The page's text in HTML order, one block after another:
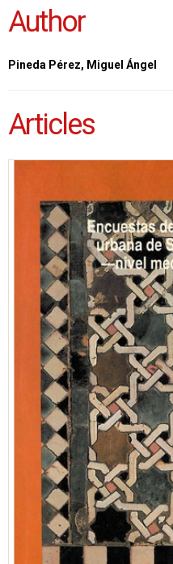
Author
Pineda Pérez, Miguel Ángel
Articles